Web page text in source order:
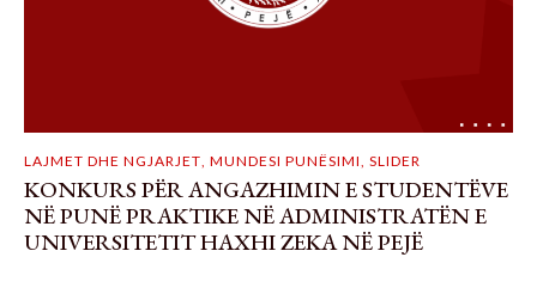
LAJMET DHE NGJARJET, MUNDESI PUNËSIMI, SLIDER
KONKURS PËR ANGAZHIMIN E STUDENTËVE
NË PUNË PRAKTIKE NË ADMINISTRATËN E
UNIVERSITETIT HAXHI ZEKA NË PEJË